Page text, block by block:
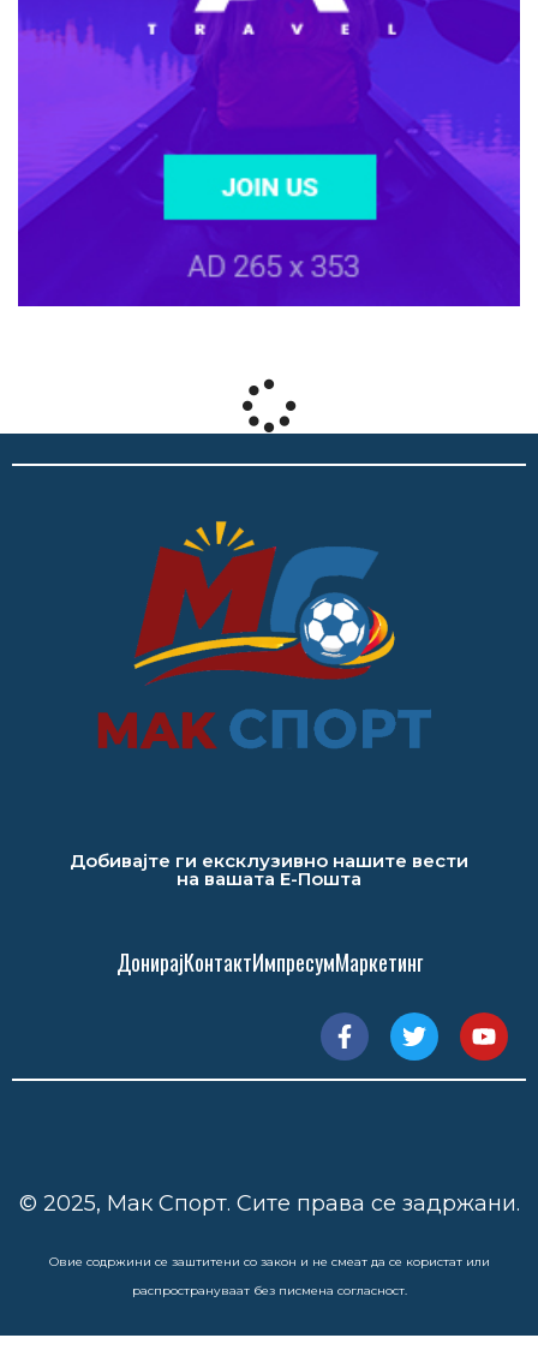
Добивајте ги ексклузивно нашите вести
на вашата Е-Пошта
ДонирајКонтактИмпресумМаркетинг
© 2025, Мак Спорт. Сите права се задржани.
Овие содржини се заштитени со закон и не смеат да се користат или
распространуваат без писмена согласност.